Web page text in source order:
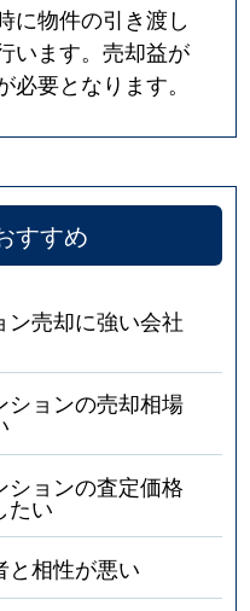
に物件の引き渡し
います。売却益が
要となります。
すすめ
売却に強い会社
ションの売却相場
ョンの査定価格
たい
と相性が悪い